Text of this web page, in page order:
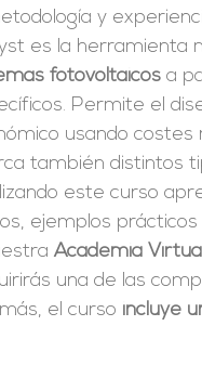
y
es la herramienta
fotovoltaicos a
Permite el
usando
también distintos
este curso
ejemplos
Academia
una de las
el curso incluye